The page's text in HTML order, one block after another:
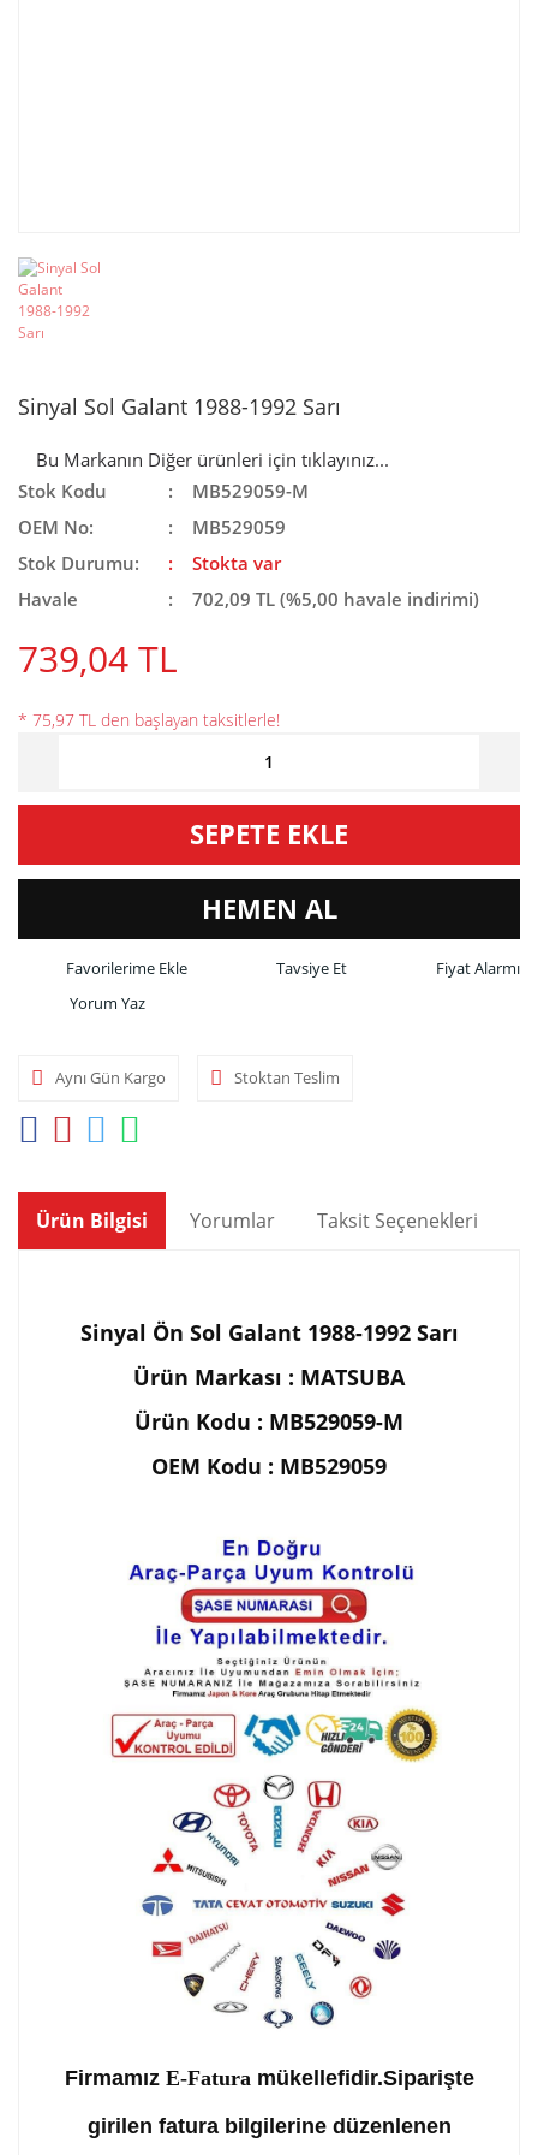
Sinyal Sol Galant 1988-1992 Sarı
Bu Markanın Diğer ürünleri için tıklayınız...
Stok Kodu
MB529059-M
OEM No:
MB529059
Stok Durumu:
Stokta var
Havale
702,09 TL (%5,00 havale indirimi)
739,04 TL
* 75,97 TL den başlayan taksitlerle!
SEPETE EKLE
HEMEN AL
Tavsiye Et
Fiyat Alarmı
Yorum Yaz
Aynı Gün Kargo Stoktan Teslim
Ürün Bilgisi Yorumlar Taksit Seçenekleri
Sinyal Ön Sol Galant 1988-1992 Sarı
Ürün Markası : MATSUBA
Ürün Kodu : MB529059-M
OEM Kodu : MB529059
Firmamız E-Fatura mükellefidir.Siparişte
girilen fatura bilgilerine düzenlenen